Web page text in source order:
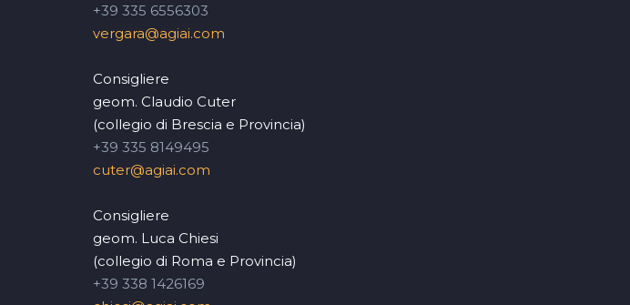
+39 335 6556303
vergara@agiai.com
Consigliere
geom. Claudio Cuter
(collegio di Brescia e Provincia)
+39 335 8149495
cuter@agiai.com
Consigliere
geom. Luca Chiesi
(collegio di Roma e Provincia)
+39 338 1426169